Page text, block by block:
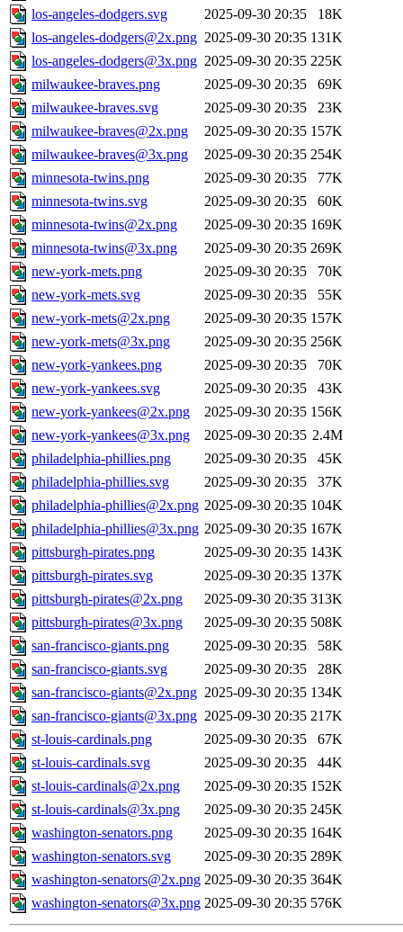
los-angeles-dodgers.svg
2025-09-30 20:35
18K
los-angeles-dodgers@2x.png 2025-09-30 20:35 131K
los-angeles-dodgers@3x.png 2025-09-30 20:35 225K
milwaukee-braves.png
2025-09-30 20:35
69K
milwaukee-braves.svg
2025-09-30 20:35
23K
milwaukee-braves@2x.png
2025-09-30 20:35 157K
milwaukee-braves@3x.png
2025-09-30 20:35 254K
minnesota-twins.png
2025-09-30 20:35
77K
minnesota-twins.svg
2025-09-30 20:35
60K
minnesota-twins@2x.png
2025-09-30 20:35 169K
minnesota-twins@3x.png
2025-09-30 20:35 269K
new-york-mets.png
2025-09-30 20:35
70K
new-york-mets.svg
2025-09-30 20:35
55K
new-york-mets@2x.png
2025-09-30 20:35 157K
new-york-mets@3x.png
2025-09-30 20:35 256K
new-york-yankees.png
2025-09-30 20:35
70K
new-york-yankees.svg
2025-09-30 20:35
43K
new-york-yankees@2x.png
2025-09-30 20:35 156K
new-york-yankees@3x.png
2025-09-30 20:35 2.4M
philadelphia-phillies.png
2025-09-30 20:35
45K
philadelphia-phillies.svg
2025-09-30 20:35
37K
philadelphia-phillies@2x.png 2025-09-30 20:35 104K
philadelphia-phillies@3x.png 2025-09-30 20:35 167K
pittsburgh-pirates.png
2025-09-30 20:35 143K
pittsburgh-pirates.svg
2025-09-30 20:35 137K
pittsburgh-pirates@2x.png
2025-09-30 20:35 313K
pittsburgh-pirates@3x.png
2025-09-30 20:35 508K
san-francisco-giants.png
2025-09-30 20:35
58K
san-francisco-giants.svg
2025-09-30 20:35
28K
san-francisco-giants@2x.png 2025-09-30 20:35 134K
san-francisco-giants@3x.png 2025-09-30 20:35 217K
st-louis-cardinals.png
2025-09-30 20:35
67K
st-louis-cardinals.svg
2025-09-30 20:35
44K
st-louis-cardinals@2x.png
2025-09-30 20:35 152K
st-louis-cardinals@3x.png
2025-09-30 20:35 245K
washington-senators.png
2025-09-30 20:35 164K
washington-senators.svg
2025-09-30 20:35 289K
washington-senators@2x.png 2025-09-30 20:35 364K
washington-senators@3x.png 2025-09-30 20:35 576K